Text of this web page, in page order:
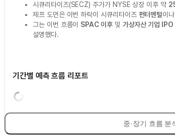
시큐리타이즈(SECZ) 주가가 NYSE 상장 이후 약
제프 도먼은 이번 하락이 시큐리타이즈 펀터멘털이
그는 이번 흐름이 SPAC 이후및 가상자산 기업 IPO
설명했다.
기간별 예측 흐름 리포트
중·장기 흐름 분